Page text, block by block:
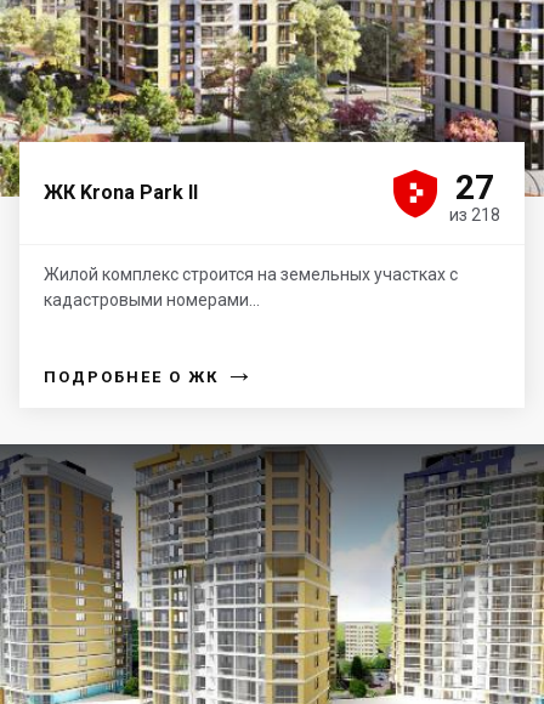
ЖК Krona Park II 



 27
из 218
Жилой комплекс строится на земельных участках с
кадастровыми номерами...
ПОДРОБНЕЕ О ЖК →